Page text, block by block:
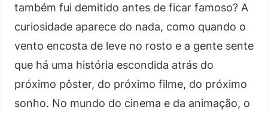
também fui demitido antes de ficar famoso? A
curiosidade aparece do nada, como quando o
vento encosta de leve no rosto e a gente sente
que há uma história escondida atrás do
próximo pôster, do próximo filme, do próximo
sonho. No mundo do cinema e da animação, o